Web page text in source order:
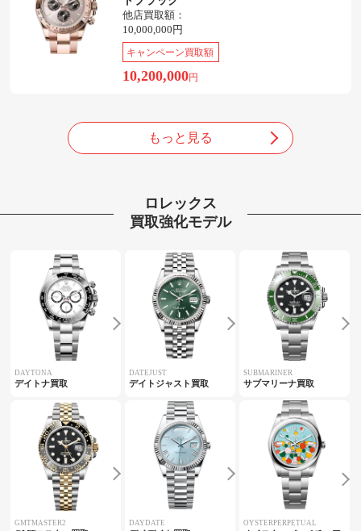
他店買取額：
10,000,000円
キャンペーン買取額
10,200,000円
もっと見る
ロレックス
買取強化モデル
DAYTONA
デイトナ買取
DATEJUST
デイトジャスト買取
SUBMARINER
サブマリーナ買取
GMTMASTER2 DAYDATE OYSTERPERPETUAL